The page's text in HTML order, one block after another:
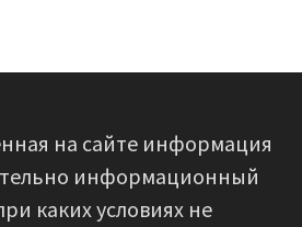
на сайте информация
информационный
каких условиях не